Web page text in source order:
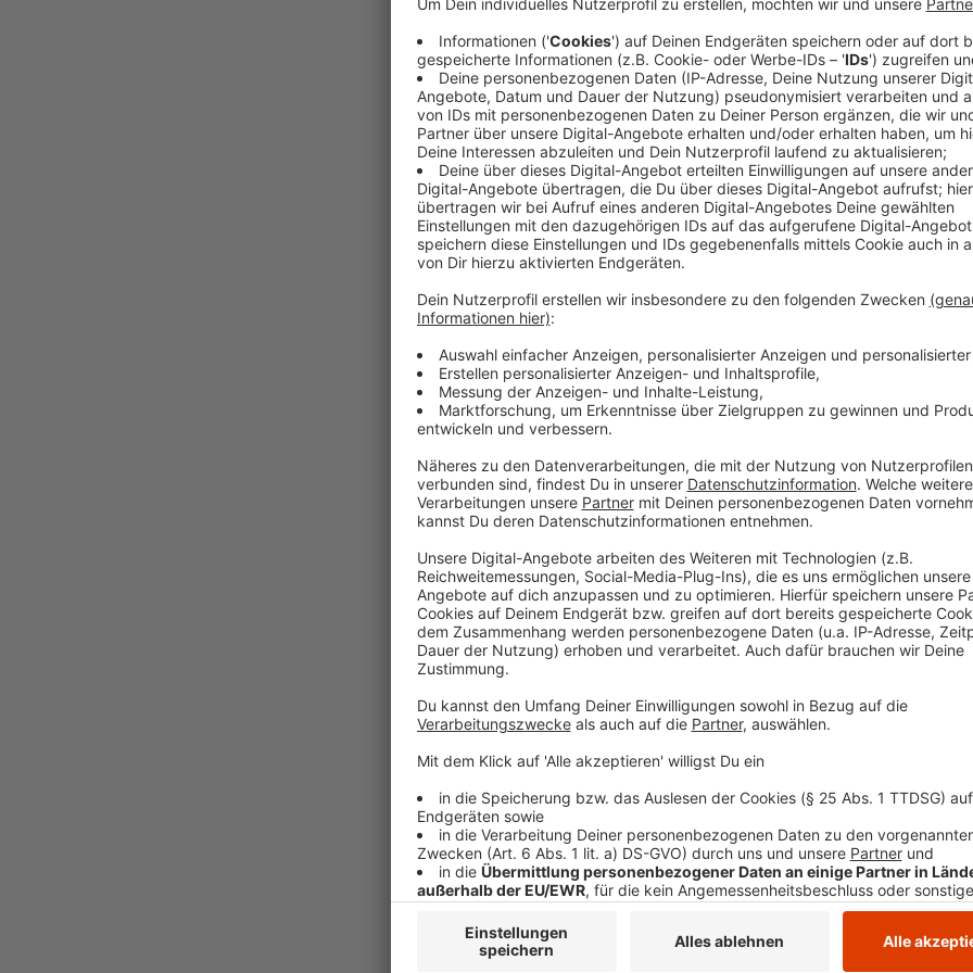
Veröffentlicht: Montag, 31.03.2025 14:06
Anzeige
Über 90 Klagen wurden zur Krankenhausreform für
und Krankenhäuser sowie Gewerkschaften üben
langjähriger NRW-Gesundheitsminister hatte im
dem 1. April 2025 an den Start geht, vorgestellt.
das Vorhaben bei uns im Interview und wehrt sich
grundlegend: Die Krankenhäuser sind für den
Menschen für den Erhalt der Krankenhäuser. Das
arbeitet, klar sein. Es geht um den kranken
dafür brauchen und dass die eine tolle Arbeit
Mittelpunkt steht der Patient und niemand anders",
Landtagskorrespondenten José Narciandi. Das
José Narciandi
NRW-Gesundheitsminister
Krankenhausplan
Weiterführende Links zum Thema
Wer die Hintergründe zu der viel diskutierten
möchte, kann sich hierunseren Bericht
Die Zusammenfassung der wichtigsten
eine Karte des NRW-